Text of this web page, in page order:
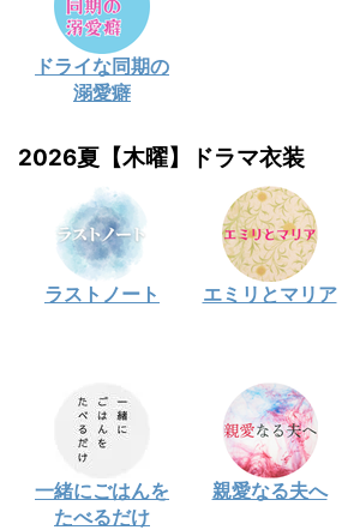
ドライな同期の
溺愛癖
2026夏【木曜】ドラマ衣装
ラストノート エミリとマリア
一緒にごはんを
たべるだけ
親愛なる夫へ